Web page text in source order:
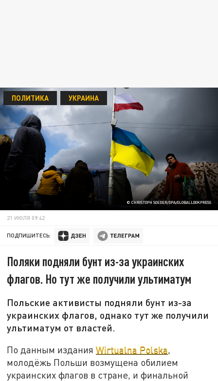
© CHRISTOPH SOEDER/DPA/GLOBALLOOKPRESS
ПОЛИТИКА УКРАИНА
21 ИЮЛЯ 09:42
ПОДПИШИТЕСЬ:
Поляки подняли бунт из-за украинских
флагов. Но тут же получили ультиматум
Польские активисты подняли бунт из-за
украинских флагов, однако тут же получили
ультиматум от властей.
По данным изданияWirtualna Polska,
молодёжь Польши возмущена обилием
украинских флагов в стране, и финальной